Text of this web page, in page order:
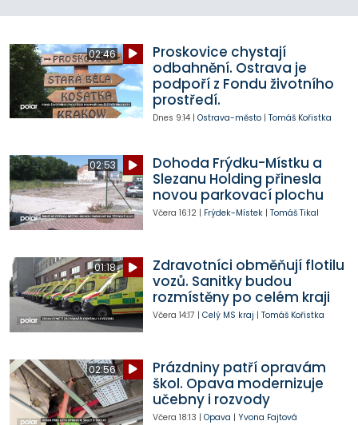
02:46
Proskovice chystají
odbahnění. Ostrava je
podpoří z Fondu životního
prostředí.
Dnes 9:14| Ostrava-město| Tomáš Kořistka
02:53
Dohoda Frýdku-Místku a
Slezanu Holding přinesla
novou parkovací plochu
Včera 16:12| Frýdek-Místek| Tomáš Tikal
01:18
Zdravotníci obměňují flotilu
vozů. Sanitky budou
rozmístěny po celém kraji
Včera 14:17 | Celý MS kraj | Tomáš Kořistka
02:56
Prázdniny patří opravám
škol. Opava modernizuje
učebny i rozvody
Včera 18:13 | Opava | Yvona Fajtová